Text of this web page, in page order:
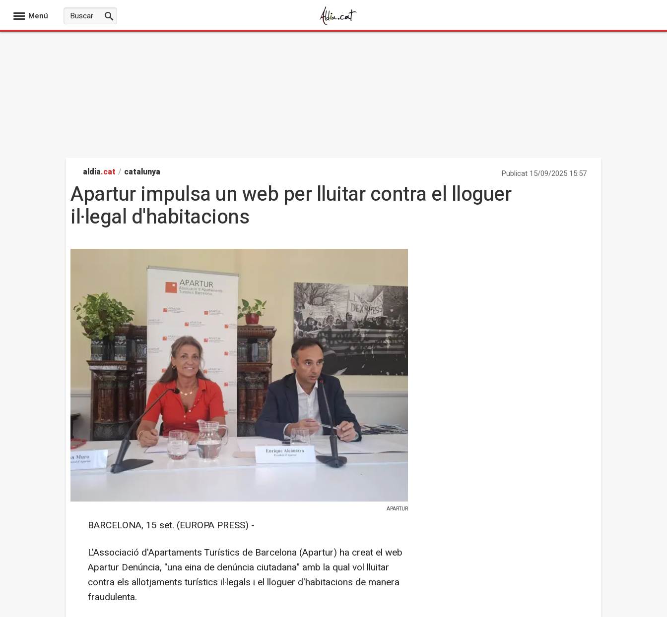
Menú
aldia.cat / catalunya Publicat 15/09/2025 15:57
Apartur impulsa un web per lluitar contra el lloguer
il·legal d'habitacions
APARTUR
BARCELONA, 15 set. (EUROPA PRESS) -
L'Associació d'Apartaments Turístics de Barcelona (Apartur) ha creat el web
Apartur Denúncia, "una eina de denúncia ciutadana" amb la qual vol lluitar
contra els allotjaments turístics il·legals i el lloguer d'habitacions de manera
fraudulenta.